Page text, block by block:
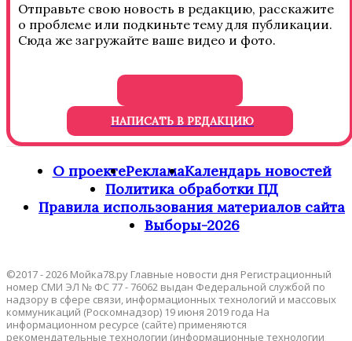
Отправьте свою новость в редакцию, расскажите
о проблеме или подкиньте тему для публикации.
Сюда же загружайте ваше видео и фото.
НАПИСАТЬ В РЕДАКЦИЮ
О проектеРекламаКалендарь новостей
Политика обработки ПД
Правила использования материалов сайта
Выборы-2026
©2017 - 2026 Мойка78.ру Главные новости дня Регистрационный
номер СМИ ЭЛ № ФС 77 - 76062 выдан Федеральной службой по
надзору в сфере связи, информационных технологий и массовых
коммуникаций (Роскомнадзор) 19 июня 2019 года На
информационном ресурсе (сайте) применяются
рекомендательные технологии (информационные технологии